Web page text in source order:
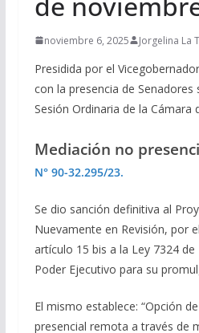
noviembre 6, 2025 Jorgelina La
Presidida por el Vicegobernador
con la presencia de Senadores
Sesión Ordinaria de la Cámara
Mediación no
N° 90-32.295/23.
Se dio sanción definitiva al
Nuevamente en Revisión, por
artículo 15 bis a la Ley 7324 de
Poder Ejecutivo para su
El mismo establece: “Opción
presencial remota a través de